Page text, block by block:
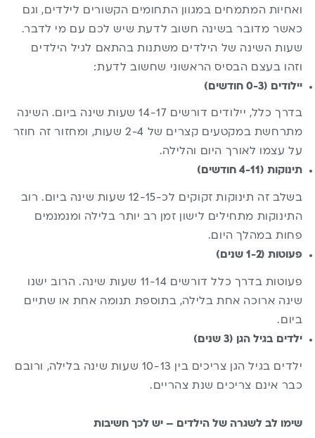
ואחיות המתמחים במגוון התחומים הקשורים לילדים, וגם
כאשר מדובר בשינה חשוב לדעת שיש לכם עם מי לדבר.
שעות השינה של הילדים משתנות בהתאם לגיל הילדים
וזהו בעצם הבסיס הראשוני שחשוב לדעת:
יילודים (0-3 חודשים)
בדרך כלל, יילודים דורשים 14-17 שעות שינה ביום. השינה
מתרחשת במקטעים קצרים של 2-4 שעות, ומחזור זה חוזר
על עצמו לאורך היום והלילה.
תינוקות (4-11 חודשים)
בשלב זה תינוקות זקוקים לכ-12-15 שעות שינה ביום. רוב
התינוקות מתחילים לישון זמן רב יותר בלילה ומנמנמים
פחות במהלך היום.
פעוטות (1-2 שנים)
פעוטות בדרך כלל דורשים 11-14 שעות שינה. הרוב ישנו
שינה ארוכה אחת בלילה, בתוספת תנומה אחת או שתיים
ביום.
ילדים בגיל הגן (3 שנים)
ילדים בגיל הגן צריכים בין 10-13 שעות שינה בלילה, ורובם
כבר אינם צריכים שנת צהריים.
שימו לב לשגרה של הילדים – יש לכך חשיבות